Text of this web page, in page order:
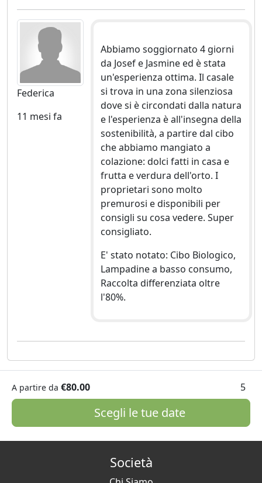
Federica
11 mesi fa
Abbiamo soggiornato 4 giorni
da Josef e Jasmine ed è stata
un'esperienza ottima. Il casale
si trova in una zona silenziosa
dove si è circondati dalla natura
e l'esperienza è all'insegna della
sostenibilità, a partire dal cibo
che abbiamo mangiato a
colazione: dolci fatti in casa e
frutta e verdura dell'orto. I
proprietari sono molto
premurosi e disponibili per
consigli su cosa vedere. Super
consigliato.
E' stato notato: Cibo Biologico,
Lampadine a basso consumo,
Raccolta differenziata oltre
l'80%.
A partire da €80.00 5
Scegli le tue date
Società